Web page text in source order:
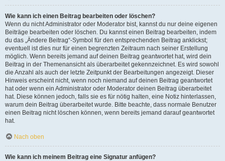
Wie kann ich einen Beitrag bearbeiten oder löschen?
Wenn du nicht Administrator oder Moderator bist, kannst du nur deine eigenen
Beiträge bearbeiten oder löschen. Du kannst einen Beitrag bearbeiten, indem
du das „Ändere Beitrag“-Symbol für den entsprechenden Beitrag anklickst;
eventuell ist dies nur für einen begrenzten Zeitraum nach seiner Erstellung
möglich. Wenn bereits jemand auf deinen Beitrag geantwortet hat, wird dein
Beitrag in der Themenansicht als überarbeitet gekennzeichnet. Es wird sowohl
die Anzahl als auch der letzte Zeitpunkt der Bearbeitungen angezeigt. Dieser
Hinweis erscheint nicht, wenn noch niemand auf deinen Beitrag geantwortet
hat oder wenn ein Administrator oder Moderator deinen Beitrag überarbeitet
hat. Diese können jedoch, falls sie es für nötig halten, eine Notiz hinterlassen,
warum dein Beitrag überarbeitet wurde. Bitte beachte, dass normale Benutzer
einen Beitrag nicht löschen können, wenn bereits jemand darauf geantwortet
hat.
Nach oben
Wie kann ich meinem Beitrag eine Signatur anfügen?